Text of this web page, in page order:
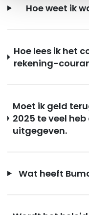
Hoe weet ik
Hoe lees ik het
rekening-
Moet ik geld
2025 te veel
uitgegeven.
Wat heeft